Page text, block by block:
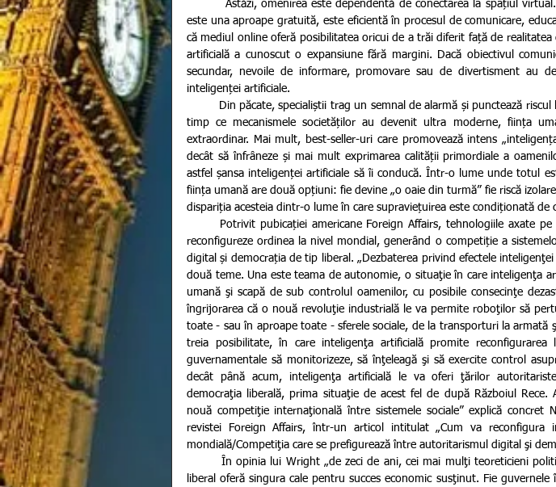
este una aproape gratuită, este eficientă în procesul de comunicare,
că mediul online oferă posibilitatea oricui de a trăi diferit față de
artificială a cunoscut o expansiune fără margini. Dacă obiectivul
secundar, nevoile de informare, promovare sau de divertisment au
inteligenței artificiale.
timp ce mecanismele societăților au devenit ultra moderne, ființa
extraordinar. Mai mult, best-seller-uri care promovează intens
decât să înfrâneze și mai mult exprimarea calității primordiale a
astfel șansa inteligenței artificiale să îi conducă. Într-o lume unde totul
ființa umană are două opțiuni: fie devine „o oaie din turmă” fie riscă
dispariția acesteia dintr-o lume în care supraviețuirea este condiționată de
reconfigureze ordinea la nivel mondial, generând o competiție a
digital și democrația de tip liberal. „Dezbaterea privind efectele
două teme. Una este teama de autonomie, o situaţie în care inteligenţa
umană şi scapă de sub controlul oamenilor, cu posibile consecinţe
îngrijorarea că o nouă revoluţie industrială le va permite roboţilor să
toate - sau în aproape toate - sferele sociale, de la transporturi la armată
treia posibilitate, în care inteligenţa artificială promite reconfigurarea
guvernamentale să monitorizeze, să înţeleagă şi să exercite control
decât până acum, inteligenţa artificială le va oferi ţărilor
democraţia liberală, prima situaţie de acest fel de după Războiul Rece.
nouă competiţie internaţională între sistemele sociale” explică concret
revistei Foreign Affairs, într-un articol intitulat „Cum va reconfigura
mondială/Competiţia care se prefigurează între autoritarismul digital şi
liberal oferă singura cale pentru succes economic susţinut. Fie